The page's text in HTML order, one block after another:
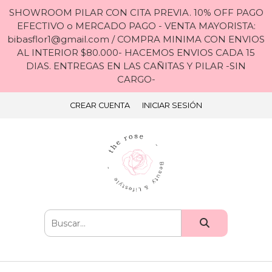
SHOWROOM PILAR CON CITA PREVIA. 10% OFF PAGO
EFECTIVO o MERCADO PAGO - VENTA MAYORISTA:
bibasflor1@gmail.com / COMPRA MINIMA CON ENVIOS
AL INTERIOR $80.000- HACEMOS ENVIOS CADA 15
DIAS. ENTREGAS EN LAS CAÑITAS Y PILAR -SIN
CARGO-
CREAR CUENTA INICIAR SESIÓN